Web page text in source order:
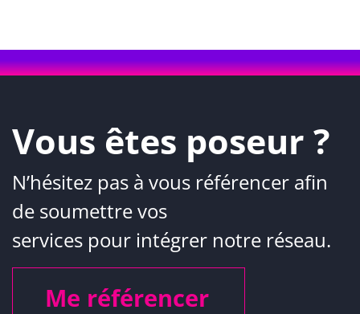
Vous êtes poseur ?
N’hésitez pas à vous référencer afin
de soumettre vos
services pour intégrer notre réseau.
Me référencer